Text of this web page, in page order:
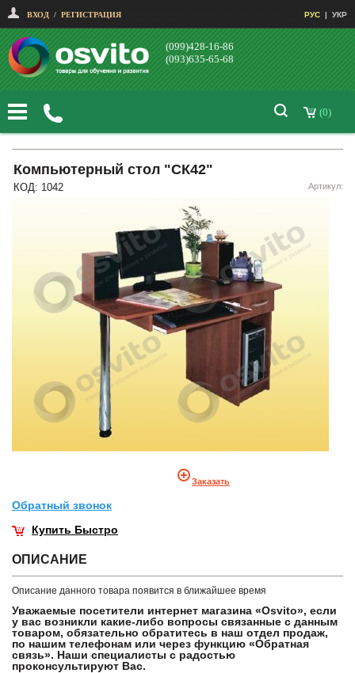
ВХОД / РЕГИСТРАЦИЯ РУС | УКР
(099)428-16-86
(093)635-65-68
(0)
Компьютерный стол "СК42"
КОД: 1042 Артикул:
Заказать
Обратный звонок
Купить Быстро
ОПИСАНИЕ
Описание данного товара появится в ближайшее время
Уважаемые посетители интернет магазина «Osvito», если
у вас возникли какие-либо вопросы связанные с данным
товаром, обязательно обратитесь в наш отдел продаж,
по нашим телефонам или через функцию «Обратная
связь». Наши специалисты с радостью
проконсультируют Вас.